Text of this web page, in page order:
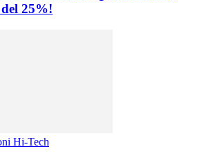
25%!
Hi-Tech